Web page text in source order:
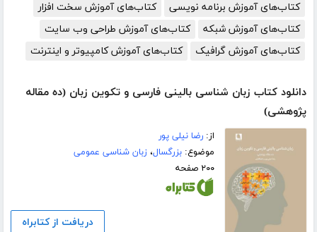
کتاب‌های آموزش برنامه نویسی
کتاب‌های آموزش سخت افزار
کتاب‌های آموزش شبکه
کتاب‌های آموزش طراحی وب سایت
کتاب‌های آموزش گرافیک
کتاب‌های آموزش کامپیوتر و اینترنت
دانلود کتاب زبان شناسی بالینی فارسی و تکوین زبان (ده مقاله
پژوهشی)
از:رضا نیلی پور
موضوع:بزرگسال،زبان شناسی عمومی
۲۰۰ صفحه
دریافت از کتابراه